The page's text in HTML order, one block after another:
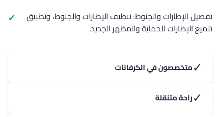
تفصيل الإطارات والجنوط: تنظيف الإطارات والجنوط، وتطبيق
تلميع الإطارات للحماية والمظهر الجديد.
✓متخصصون في الكرفانات
✓راحة متنقلة